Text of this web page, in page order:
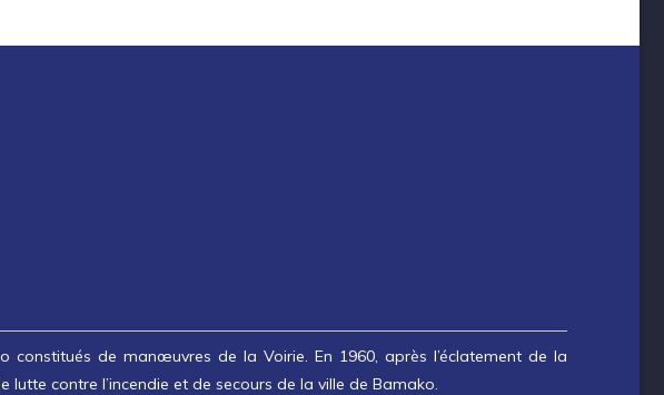
constitués de manœuvres de la Voirie. En 1960, après l’éclatement de la
contre l’incendie et de secours de la ville de Bamako.